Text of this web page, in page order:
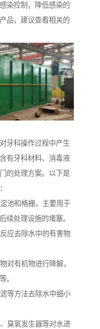
染控制，降低感染的
品，建议查看相关的
牙科操作过程中产生
有牙科材料、消毒液
的处理方案。以下是
池和格栅，主要用于
续处理设施的堵塞。
应去除水中的有害物
对有机物进行降解，
。
等方法去除水中细小
臭氧发生器等对水进